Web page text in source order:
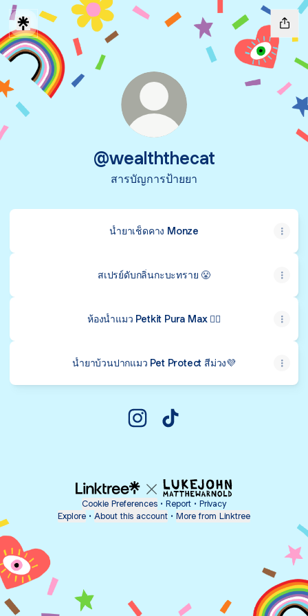
@wealththecat
สารบัญการป้ายยา
น้ำยาเช็ดคาง Monze
สเปรย์ดับกลิ่นกะบะทราย 😤
ห้องน้ำแมว Petkit Pura Max 😶‍🌫️
น้ำยาบ้วนปากแมว Pet Protect สีม่วง💜
Cookie Preferences • Report • Privacy
Explore • About this account • More from Linktree